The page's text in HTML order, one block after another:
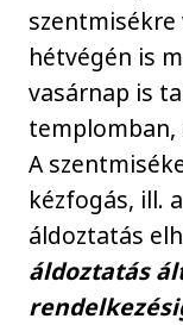
hétvégén is
vasárnap is
templomban,
A
kézfogás, ill.
áldoztatás
áldoztatás